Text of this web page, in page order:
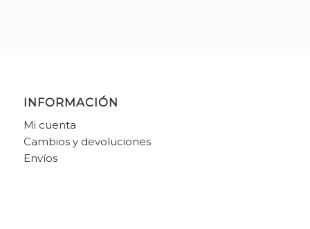
INFORMACIÓN
Mi cuenta
Cambios y devoluciones
Envíos